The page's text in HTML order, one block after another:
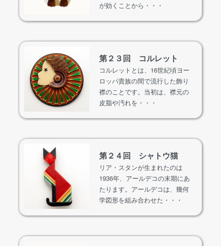
が効くことから・・・
第２３回 コルレット
コルレットとは、16世紀頃ヨー
ロッパ貴族の間で流行した飾り
襟のことです。当初は、襟元の
皮脂や汚れを・・・
第２４回 シャトウ猫
リア・スタンが生まれたのは
1936年、アールデコの末期にあ
たります。アールデコは、幾何
学図形を組み合わせた・・・